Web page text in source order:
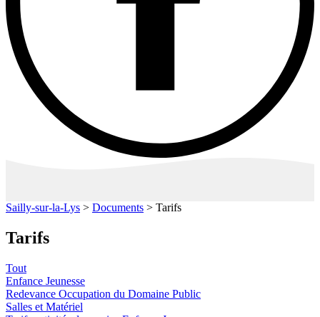
Sailly-sur-la-Lys > Documents > Tarifs
Tarifs
Tout
Enfance Jeunesse
Redevance Occupation du Domaine Public
Salles et Matériel